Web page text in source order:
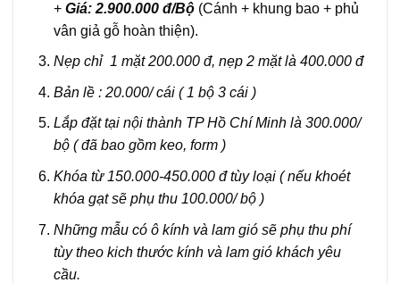
+Giá: 2.900.000 đ/Bộ(Cánh + khung bao + phủ
vân giả gỗ hoàn thiện).
Nẹp chỉ 1 mặt 200.000 đ, nẹp 2 mặt là 400.000 đ
Bản lề : 20.000/ cái ( 1 bộ 3 cái )
Lắp đặt tại nội thành TP Hồ Chí Minh là 300.000/
bộ ( đã bao gồm keo, form )
Khóa từ 150.000-450.000 đ tùy loại ( nếu khoét
khóa gạt sẽ phụ thu 100.000/ bộ )
Những mẫu có ô kính và lam gió sẽ phụ thu phí
tùy theo kich thước kính và lam gió khách yêu
cầu.